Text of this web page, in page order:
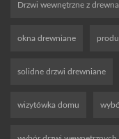
Drzwi wewnętrzne z drewna
okna drewniane
solidne drzwi drewniane
wizytówka domu